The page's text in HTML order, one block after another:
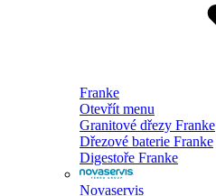
Franke
Otevřít menu
Granitové dřezy Franke
Dřezové baterie Franke
Digestoře Franke
Novaservis